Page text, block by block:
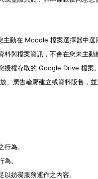
動在 Moodle 檔案選擇器中選
與檔案資訊，不會在您未主
授權存取的 Google Drive 檔案。
、廣告輪廓建立或資料販售
為。
。
妨礙服務運作之內容。